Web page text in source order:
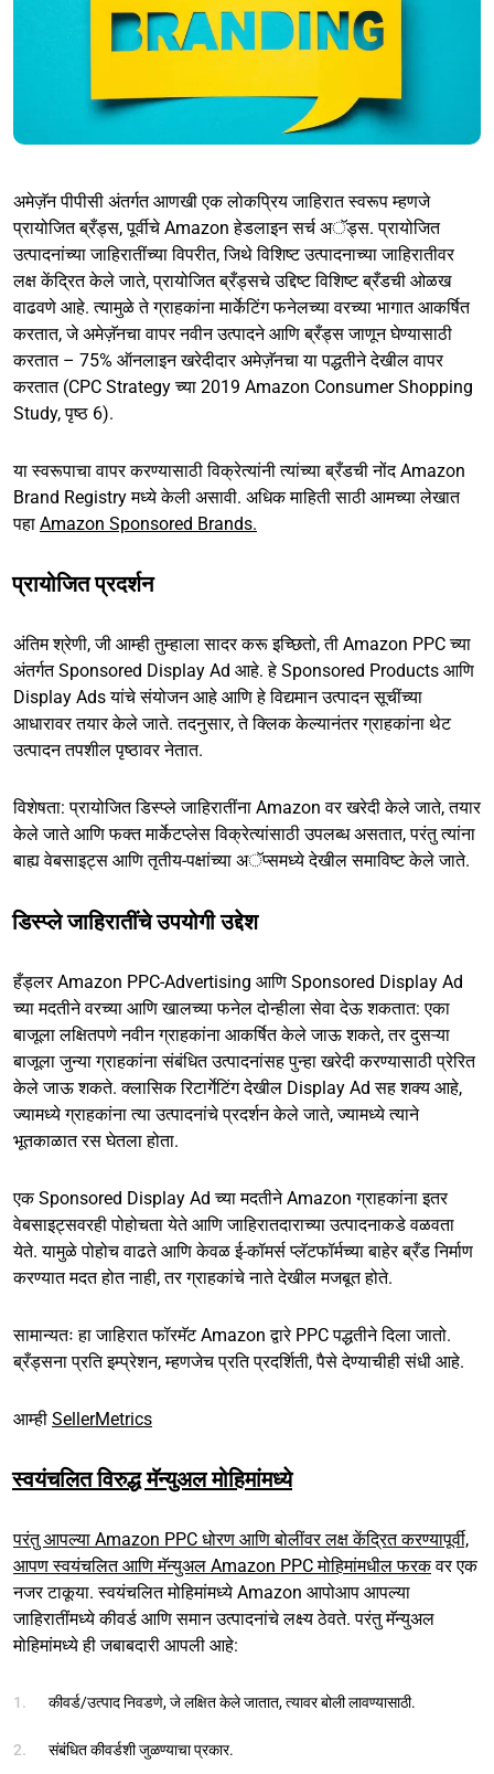
अमेज़ॅन पीपीसी अंतर्गत आणखी एक लोकप्रिय जाहिरात स्वरूप म्हणजे
प्रायोजित ब्रँड्स, पूर्वीचे Amazon हेडलाइन सर्च अॅड्स. प्रायोजित
उत्पादनांच्या जाहिरातींच्या विपरीत, जिथे विशिष्ट उत्पादनाच्या जाहिरातीवर
लक्ष केंद्रित केले जाते, प्रायोजित ब्रँड्सचे उद्दिष्ट विशिष्ट ब्रँडची ओळख
वाढवणे आहे. त्यामुळे ते ग्राहकांना मार्केटिंग फनेलच्या वरच्या भागात आकर्षित
करतात, जे अमेज़ॅनचा वापर नवीन उत्पादने आणि ब्रँड्स जाणून घेण्यासाठी
करतात – 75% ऑनलाइन खरेदीदार अमेज़ॅनचा या पद्धतीने देखील वापर
करतात (CPC Strategy च्या 2019 Amazon Consumer Shopping
Study, पृष्ठ 6).
या स्वरूपाचा वापर करण्यासाठी विक्रेत्यांनी त्यांच्या ब्रँडची नोंद Amazon
Brand Registry मध्ये केली असावी. अधिक माहिती साठी आमच्या लेखात
पहा Amazon Sponsored Brands.
प्रायोजित प्रदर्शन
अंतिम श्रेणी, जी आम्ही तुम्हाला सादर करू इच्छितो, ती Amazon PPC च्या
अंतर्गत Sponsored Display Ad आहे. हे Sponsored Products आणि
Display Ads यांचे संयोजन आहे आणि हे विद्यमान उत्पादन सूचींच्या
आधारावर तयार केले जाते. तदनुसार, ते क्लिक केल्यानंतर ग्राहकांना थेट
उत्पादन तपशील पृष्ठावर नेतात.
विशेषता: प्रायोजित डिस्प्ले जाहिरातींना Amazon वर खरेदी केले जाते, तयार
केले जाते आणि फक्त मार्केटप्लेस विक्रेत्यांसाठी उपलब्ध असतात, परंतु त्यांना
बाह्य वेबसाइट्स आणि तृतीय-पक्षांच्या अॅप्समध्ये देखील समाविष्ट केले जाते.
डिस्प्ले जाहिरातींचे उपयोगी उद्देश
हँड्लर Amazon PPC-Advertising आणि Sponsored Display Ad
च्या मदतीने वरच्या आणि खालच्या फनेल दोन्हीला सेवा देऊ शकतात: एका
बाजूला लक्षितपणे नवीन ग्राहकांना आकर्षित केले जाऊ शकते, तर दुसऱ्या
बाजूला जुन्या ग्राहकांना संबंधित उत्पादनांसह पुन्हा खरेदी करण्यासाठी प्रेरित
केले जाऊ शकते. क्लासिक रिटार्गेटिंग देखील Display Ad सह शक्य आहे,
ज्यामध्ये ग्राहकांना त्या उत्पादनांचे प्रदर्शन केले जाते, ज्यामध्ये त्याने
भूतकाळात रस घेतला होता.
एक Sponsored Display Ad च्या मदतीने Amazon ग्राहकांना इतर
वेबसाइट्सवरही पोहोचता येते आणि जाहिरातदाराच्या उत्पादनाकडे वळवता
येते. यामुळे पोहोच वाढते आणि केवळ ई-कॉमर्स प्लॅटफॉर्मच्या बाहेर ब्रँड निर्माण
करण्यात मदत होत नाही, तर ग्राहकांचे नाते देखील मजबूत होते.
सामान्यतः हा जाहिरात फॉरमॅट Amazon द्वारे PPC पद्धतीने दिला जातो.
ब्रँड्सना प्रति इम्प्रेशन, म्हणजेच प्रति प्रदर्शिती, पैसे देण्याचीही संधी आहे.
आम्ही SellerMetrics
स्वयंचलित विरुद्ध मॅन्युअल मोहिमांमध्ये
परंतु आपल्या Amazon PPC धोरण आणि बोलींवर लक्ष केंद्रित करण्यापूर्वी,
आपणस्वयंचलित आणि मॅन्युअल Amazon PPC मोहिमांमधील फरकवर एक
नजर टाकूया. स्वयंचलित मोहिमांमध्ये Amazon आपोआप आपल्या
जाहिरातींमध्ये कीवर्ड आणि समान उत्पादनांचे लक्ष्य ठेवते. परंतु मॅन्युअल
मोहिमांमध्ये ही जबाबदारी आपली आहे:
कीवर्ड/उत्पाद निवडणे, जे लक्षित केले जातात, त्यावर बोली लावण्यासाठी.
संबंधित कीवर्डशी जुळण्याचा प्रकार.